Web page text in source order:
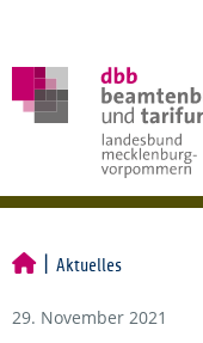
Aktuelles
29. November 2021